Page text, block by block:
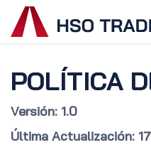
Ir al contenido
POLÍTICA
Versión: 1.0
Última Actualización: